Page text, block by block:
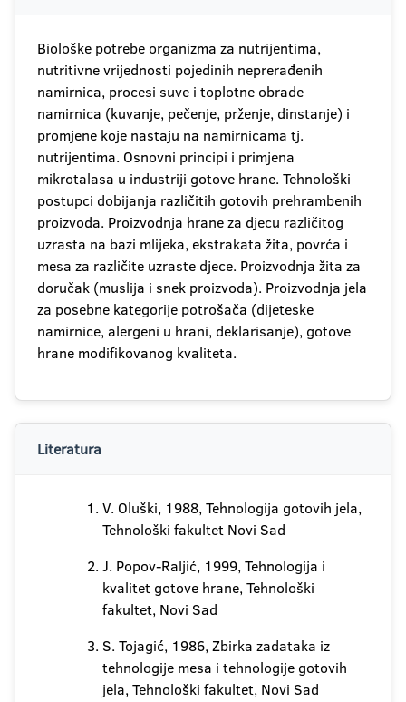
Biološke potrebe organizma za nutrijentima,
nutritivne vrijednosti pojedinih neprerađenih
namirnica, procesi suve i toplotne obrade
namirnica (kuvanje, pečenje, prženje, dinstanje) i
promjene koje nastaju na namirnicama tj.
nutrijentima. Osnovni principi i primjena
mikrotalasa u industriji gotove hrane. Tehnološki
postupci dobijanja različitih gotovih prehrambenih
proizvoda. Proizvodnja hrane za djecu različitog
uzrasta na bazi mlijeka, ekstrakata žita, povrća i
mesa za različite uzraste djece. Proizvodnja žita za
doručak (muslija i snek proizvoda). Proizvodnja jela
za posebne kategorije potrošača (dijeteske
namirnice, alergeni u hrani, deklarisanje), gotove
hrane modifikovanog kvaliteta.
Literatura
V. Oluški, 1988, Tehnologija gotovih jela,
Tehnološki fakultet Novi Sad
J. Popov-Raljić, 1999, Tehnologija i
kvalitet gotove hrane, Tehnološki
fakultet, Novi Sad
S. Tojagić, 1986, Zbirka zadataka iz
tehnologije mesa i tehnologije gotovih
jela, Tehnološki fakultet, Novi Sad